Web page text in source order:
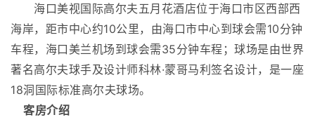
海口美视国际高尔夫五月花酒店位于海口市区西部西
海岸，距市中心约10公里，由海口市中心到球会需10分钟
车程，海口美兰机场到球会需35分钟车程；球场是由世界
著名高尔夫球手及设计师科林·蒙哥马利签名设计，是一座
18洞国际标准高尔夫球场。
客房介绍